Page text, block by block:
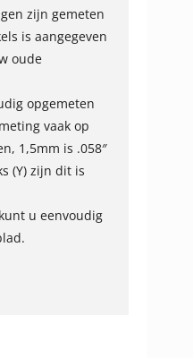
zijn gemeten
is aangegeven
oude
opgemeten
vaak op
1,5mm is .058″
(Y) zijn dit is
u eenvoudig